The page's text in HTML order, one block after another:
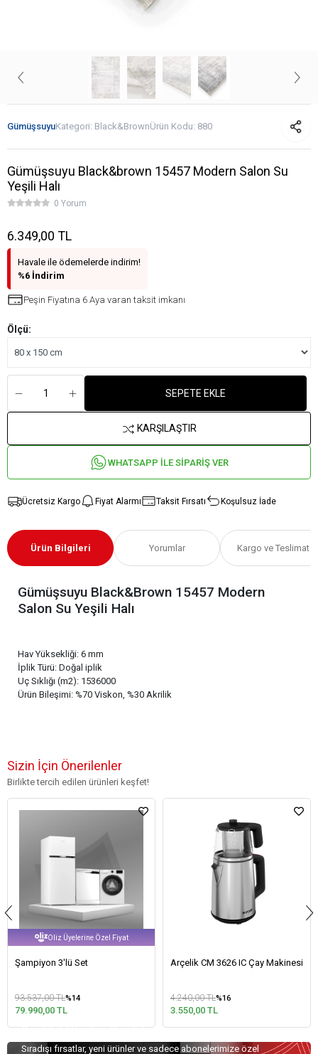
GümüşsuyuKategori: Black&BrownÜrün Kodu: 880
Gümüşsuyu Black&brown 15457 Modern Salon Su
Yeşili Halı
0 Yorum
6.349,00 TL
Havale ile ödemelerde indirim!
%6 İndirim
Peşin Fiyatına 6 Aya varan taksit imkanı
Ölçü:
SEPETE EKLE
KARŞILAŞTIR
WHATSAPP İLE SİPARİŞ VER
Ücretsiz Kargo Fiyat Alarmı Taksit Fırsatı Koşulsuz İade
Ürün Bilgileri Yorumlar Kargo ve Teslimat
Gümüşsuyu Black&Brown 15457 Modern
Salon Su Yeşili Halı
Hav Yüksekliği: 6 mm
İplik Türü: Doğal iplik
Uç Sıklığı (m2): 1536000
Ürün Bileşimi: %70 Viskon, %30 Akrilik
Sizin İçin Önerilenler
Birlikte tercih edilen ürünleri keşfet!
Oliz Üyelerine Özel Fiyat
Şampiyon 3'lü Set
93.537,00 TL%14
79.990,00 TL
Arçelik CM 3626 IC Çay Makinesi
4.240,00 TL%16
3.550,00 TL
Özel Teklifler İçin Kaydolun!
Sıradışı fırsatlar, yeni ürünler ve sadece abonelerimize özel